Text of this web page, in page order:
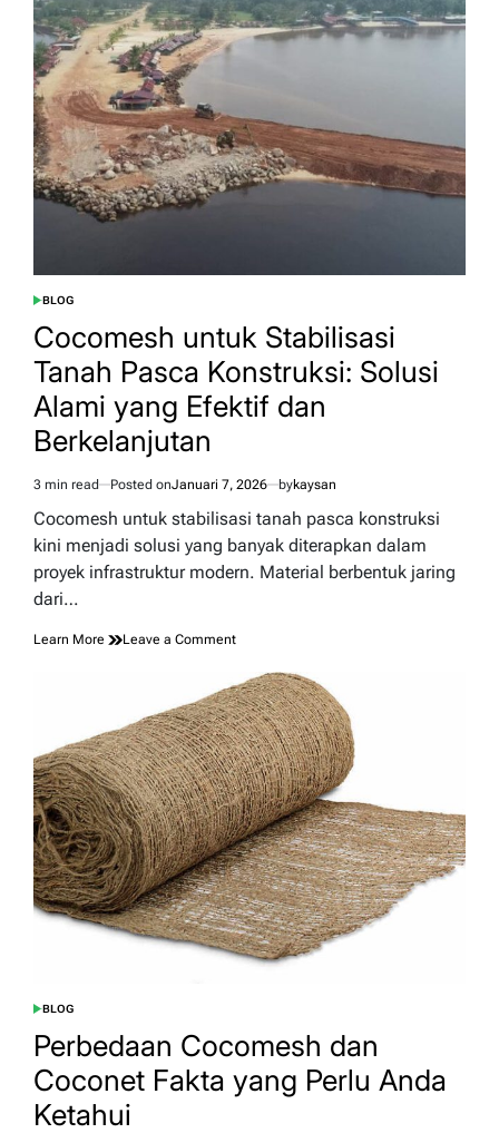
Net-
Zero
Berbasis
Alam
POSTED
BLOG
Cocomesh untuk Stabilisasi
Tanah Pasca Konstruksi: Solusi
Alami yang Efektif dan
Berkelanjutan
Estimated
read
3 min read Posted onJanuari 7, 2026 bykaysan
Cocomesh untuk stabilisasi tanah pasca konstruksi
kini menjadi solusi yang banyak diterapkan dalam
proyek infrastruktur modern. Material berbentuk jaring
dari…
Learn More Leave a Commenton
untuk
Stabilisasi
Tanah
Pasca
Konstruksi:
Solusi
Alami
yang
Efektif
dan
Berkelanjutan
POSTED
BLOG
Perbedaan Cocomesh dan
Coconet Fakta yang Perlu Anda
Ketahui